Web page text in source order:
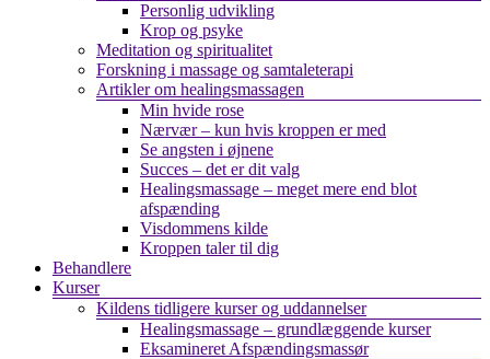
Personlig udvikling
Krop og psyke
Meditation og spiritualitet
Forskning i massage og samtaleterapi
Artikler om healingsmassagen
Min hvide rose
Nærvær – kun hvis kroppen er med
Se angsten i øjnene
Succes – det er dit valg
Healingsmassage – meget mere end blot
afspænding
Visdommens kilde
Kroppen taler til dig
Behandlere
Kurser
Kildens tidligere kurser og uddannelser
Healingsmassage – grundlæggende kurser
Eksamineret Afspændingsmassør